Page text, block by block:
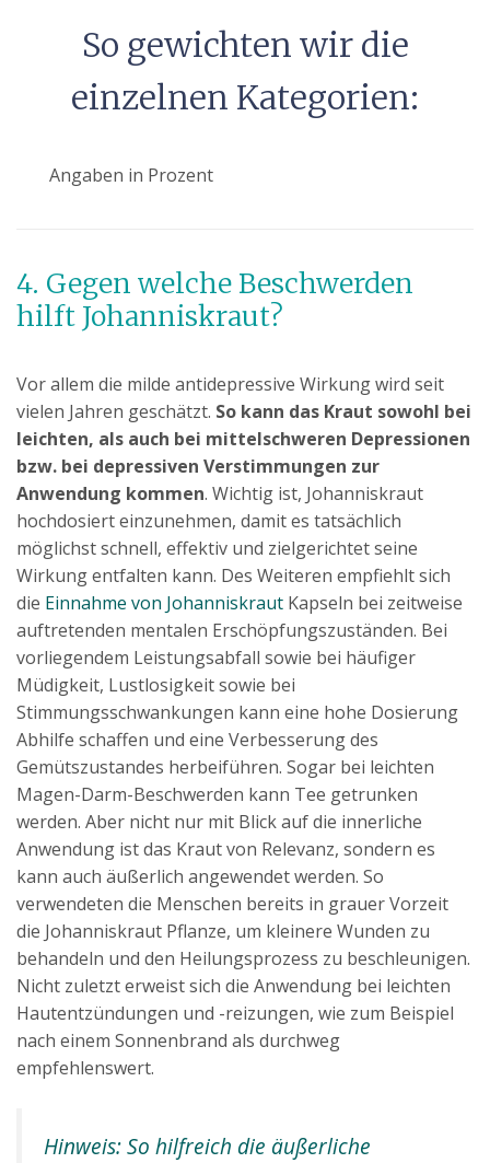
So gewichten wir die
einzelnen Kategorien:
Angaben in Prozent
4. Gegen welche Beschwerden
hilft Johanniskraut?
Vor allem die milde antidepressive Wirkung wird seit
vielen Jahren geschätzt. So kann das Kraut sowohl bei
leichten, als auch bei mittelschweren Depressionen
bzw. bei depressiven Verstimmungen zur
Anwendung kommen. Wichtig ist, Johanniskraut
hochdosiert einzunehmen, damit es tatsächlich
möglichst schnell, effektiv und zielgerichtet seine
Wirkung entfalten kann. Des Weiteren empfiehlt sich
die Einnahme von Johanniskraut Kapseln bei zeitweise
auftretenden mentalen Erschöpfungszuständen. Bei
vorliegendem Leistungsabfall sowie bei häufiger
Müdigkeit, Lustlosigkeit sowie bei
Stimmungsschwankungen kann eine hohe Dosierung
Abhilfe schaffen und eine Verbesserung des
Gemütszustandes herbeiführen. Sogar bei leichten
Magen-Darm-Beschwerden kann Tee getrunken
werden. Aber nicht nur mit Blick auf die innerliche
Anwendung ist das Kraut von Relevanz, sondern es
kann auch äußerlich angewendet werden. So
verwendeten die Menschen bereits in grauer Vorzeit
die Johanniskraut Pflanze, um kleinere Wunden zu
behandeln und den Heilungsprozess zu beschleunigen.
Nicht zuletzt erweist sich die Anwendung bei leichten
Hautentzündungen und -reizungen, wie zum Beispiel
nach einem Sonnenbrand als durchweg
empfehlenswert.
Hinweis: So hilfreich die äußerliche